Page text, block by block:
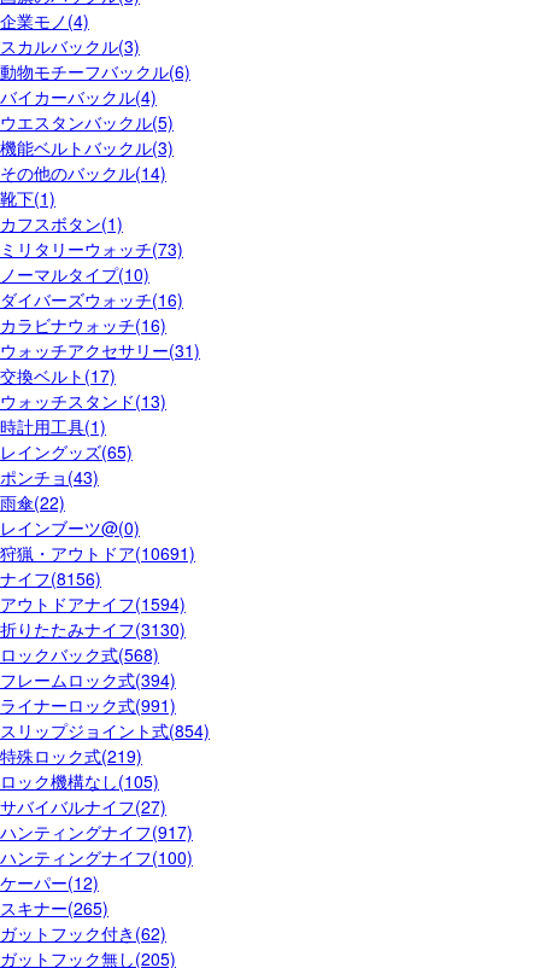
企業モノ(4)
スカルバックル(3)
動物モチーフバックル(6)
バイカーバックル(4)
ウエスタンバックル(5)
機能ベルトバックル(3)
その他のバックル(14)
靴下(1)
カフスボタン(1)
ミリタリーウォッチ(73)
ノーマルタイプ(10)
ダイバーズウォッチ(16)
カラビナウォッチ(16)
ウォッチアクセサリー(31)
交換ベルト(17)
ウォッチスタンド(13)
時計用工具(1)
レイングッズ(65)
ポンチョ(43)
雨傘(22)
レインブーツ@(0)
狩猟・アウトドア(10691)
ナイフ(8156)
アウトドアナイフ(1594)
折りたたみナイフ(3130)
ロックバック式(568)
フレームロック式(394)
ライナーロック式(991)
スリップジョイント式(854)
特殊ロック式(219)
ロック機構なし(105)
サバイバルナイフ(27)
ハンティングナイフ(917)
ハンティングナイフ(100)
ケーパー(12)
スキナー(265)
ガットフック付き(62)
ガットフック無し(205)